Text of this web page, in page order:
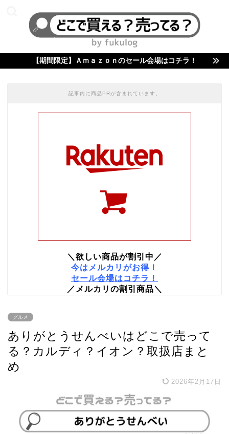
【期間限定】Ａｍａｚｏｎのセール会場はコチラ！
記事内に商品PRが含まれています。
＼欲しい商品が割引中／
今はメルカリがお得！
セール会場はコチラ！
／メルカリの割引商品＼
グルメ
ありがとうせんべいはどこで売って
る？カルディ？イオン？取扱店まと
め
2026年2月17日